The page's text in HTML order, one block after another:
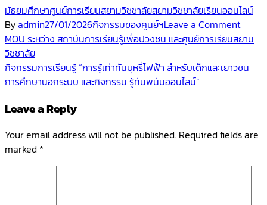
มัธยมศึกษาศูนย์การเรียนสยามวิชชาลัยสยามวิชชาลัยเรียนออนไลน์
Byadmin27/01/2026กิจกรรมของศูนย์ฯLeave a Commenton
กิจกร
เรียน
Post
navigation
MOU ระหว่าง สถาบันการเรียนรู้เพื่อปวงชน และศูนย์การเรียนสยาม
วิชชาลัย
กิจกรรมการเรียนรู้ “การรู้เท่าทันบุหรี่ไฟฟ้า สำหรับเด็กและเยาวชน
การศึกษานอกระบบ และกิจกรรม รู้ทันพนันออนไลน์”
Leave a Reply
Your email address will not be published. Required fields are
marked *